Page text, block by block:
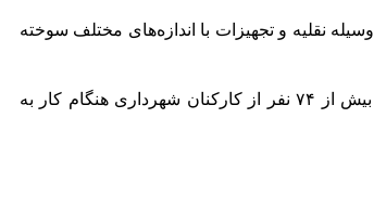
از سوی دیگر، السراج تاکید کرد که شهرداری غزه در نتیجه تجاوزها بیش از ۸۵ درصد از تأسیسات و دارایی‌های خود را از دست داده است و بیش از ۱۴۰ وسیله نقلیه و تجهیزات با اندازه‌های مختلف سوخته
او توضیح داد که نیروهای اشغالگر دفتر مرکزی شهرداری در میدان فلسطین را ویران کرده و ساختمان بایگانی مرکزی را به آتش کشیده‌اند. همچنین بیش از ۷۴ نفر از کارکنان شهرداری هنگام کار به